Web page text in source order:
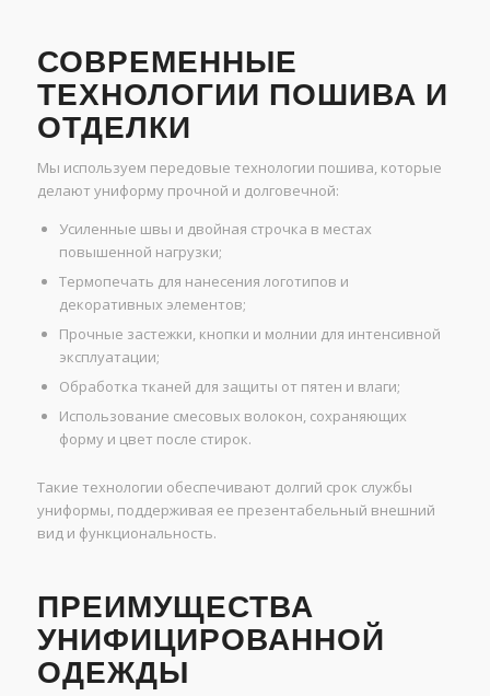
СОВРЕМЕННЫЕ
ТЕХНОЛОГИИ ПОШИВА И
ОТДЕЛКИ
Мы используем передовые технологии пошива, которые
делают униформу прочной и долговечной:
Усиленные швы и двойная строчка в местах
повышенной нагрузки;
Термопечать для нанесения логотипов и
декоративных элементов;
Прочные застежки, кнопки и молнии для интенсивной
эксплуатации;
Обработка тканей для защиты от пятен и влаги;
Использование смесовых волокон, сохраняющих
форму и цвет после стирок.
Такие технологии обеспечивают долгий срок службы
униформы, поддерживая ее презентабельный внешний
вид и функциональность.
ПРЕИМУЩЕСТВА
УНИФИЦИРОВАННОЙ
ОДЕЖДЫ